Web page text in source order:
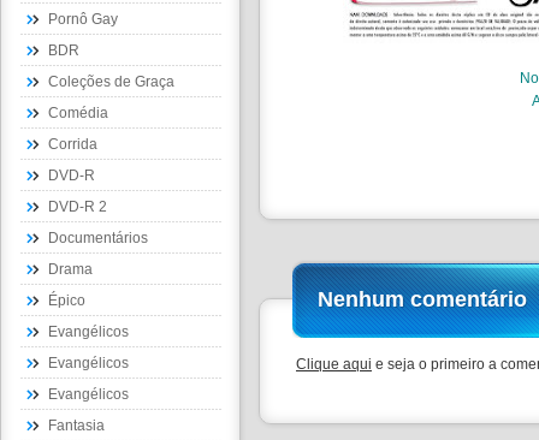
Pornô Gay
BDR
Coleções de Graça
Comédia
Corrida
DVD-R
DVD-R 2
Documentários
Drama
Épico
Evangélicos
Evangélicos
Evangélicos
Fantasia
Nenhum comentário
Clique aqui e seja o primeiro a